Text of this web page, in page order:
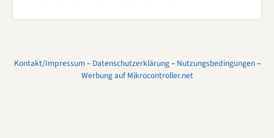
Kontakt/Impressum– Datenschutzerklärung– Nutzungsbedingungen–
Werbung auf Mikrocontroller.net